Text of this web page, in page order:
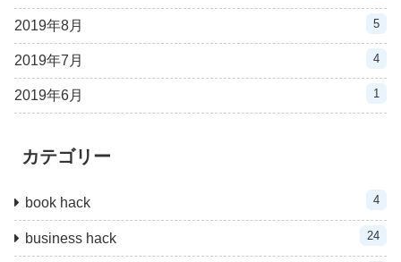
2019年8月 5
2019年7月 4
2019年6月 1
カテゴリー
book hack 4
business hack 24